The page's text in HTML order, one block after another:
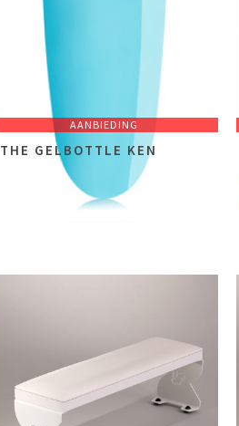
AANBIEDING
THE GELBOTTLE KEN
28,98